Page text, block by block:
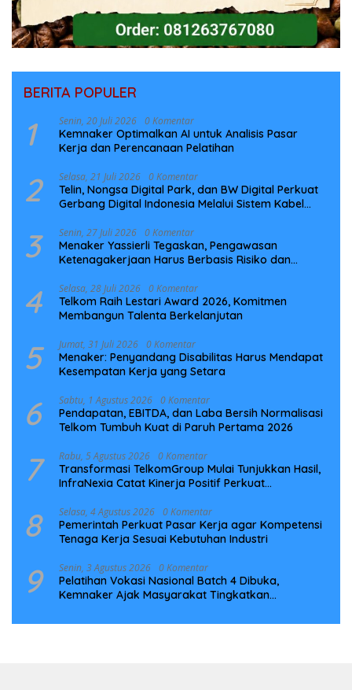
BERITA POPULER
1 Senin, 20 Juli 2026 0 Komentar
Kemnaker Optimalkan AI untuk Analisis Pasar
Kerja dan Perencanaan Pelatihan
2 Selasa, 21 Juli 2026 0 Komentar
Telin, Nongsa Digital Park, dan BW Digital Perkuat
Gerbang Digital Indonesia Melalui Sistem Kabel
3 Senin, 27 Juli 2026 0 Komentar
Menaker Yassierli Tegaskan, Pengawasan
Ketenagakerjaan Harus Berbasis Risiko dan
4 Selasa, 28 Juli 2026 0 Komentar
Telkom Raih Lestari Award 2026, Komitmen
Membangun Talenta Berkelanjutan
5 Jumat, 31 Juli 2026 0 Komentar
Menaker: Penyandang Disabilitas Harus Mendapat
Kesempatan Kerja yang Setara
6 Sabtu, 1 Agustus 2026 0 Komentar
Pendapatan, EBITDA, dan Laba Bersih Normalisasi
Telkom Tumbuh Kuat di Paruh Pertama 2026
7 Rabu, 5 Agustus 2026 0 Komentar
Transformasi TelkomGroup Mulai Tunjukkan Hasil,
InfraNexia Catat Kinerja Positif Perkuat
8 Selasa, 4 Agustus 2026 0 Komentar
Pemerintah Perkuat Pasar Kerja agar Kompetensi
Tenaga Kerja Sesuai Kebutuhan Industri
9 Senin, 3 Agustus 2026 0 Komentar
Pelatihan Vokasi Nasional Batch 4 Dibuka,
Kemnaker Ajak Masyarakat Tingkatkan